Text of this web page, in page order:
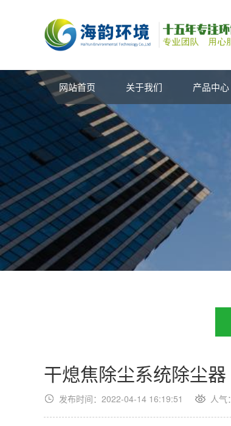
网站首页 关于我们 产品中心
干熄焦除尘系统除尘器
发布时间：2022-04-14 16:19:51 人气：